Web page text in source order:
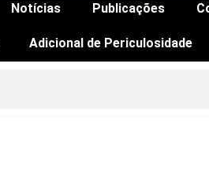
Notícias Publicações
Adicional de Periculosidade